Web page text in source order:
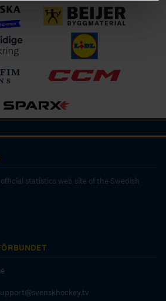
statistics web site of the Swedish